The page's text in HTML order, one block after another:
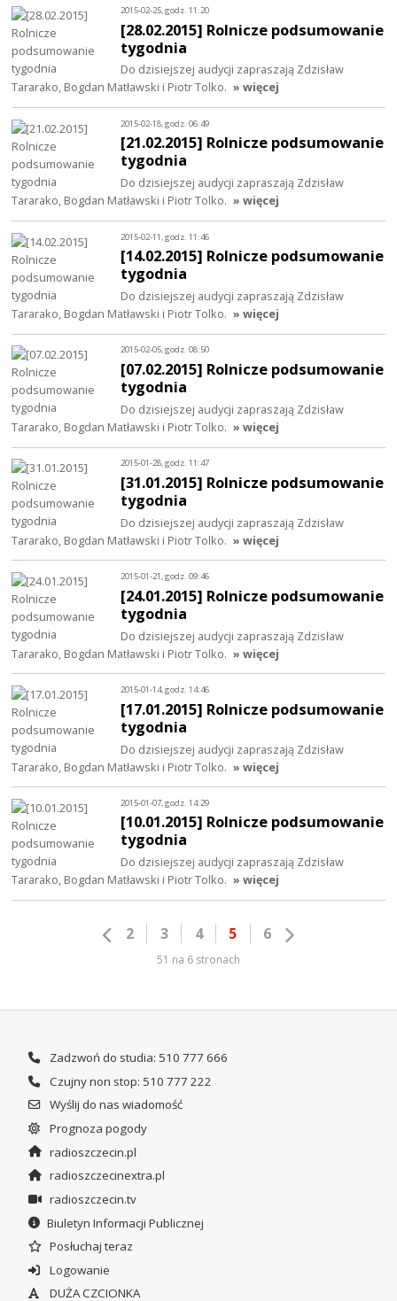
2015-02-25, godz. 11:20
[28.02.2015] Rolnicze podsumowanie
tygodnia
Do dzisiejszej audycji zapraszają Zdzisław
Tararako, Bogdan Matławski i Piotr Tolko. » więcej
2015-02-18, godz. 06:49
[21.02.2015] Rolnicze podsumowanie
tygodnia
Do dzisiejszej audycji zapraszają Zdzisław
Tararako, Bogdan Matławski i Piotr Tolko. » więcej
2015-02-11, godz. 11:46
[14.02.2015] Rolnicze podsumowanie
tygodnia
Do dzisiejszej audycji zapraszają Zdzisław
Tararako, Bogdan Matławski i Piotr Tolko. » więcej
2015-02-05, godz. 08:50
[07.02.2015] Rolnicze podsumowanie
tygodnia
Do dzisiejszej audycji zapraszają Zdzisław
Tararako, Bogdan Matławski i Piotr Tolko. » więcej
2015-01-28, godz. 11:47
[31.01.2015] Rolnicze podsumowanie
tygodnia
Do dzisiejszej audycji zapraszają Zdzisław
Tararako, Bogdan Matławski i Piotr Tolko. » więcej
2015-01-21, godz. 09:46
[24.01.2015] Rolnicze podsumowanie
tygodnia
Do dzisiejszej audycji zapraszają Zdzisław
Tararako, Bogdan Matławski i Piotr Tolko. » więcej
2015-01-14, godz. 14:46
[17.01.2015] Rolnicze podsumowanie
tygodnia
Do dzisiejszej audycji zapraszają Zdzisław
Tararako, Bogdan Matławski i Piotr Tolko. » więcej
2015-01-07, godz. 14:29
[10.01.2015] Rolnicze podsumowanie
tygodnia
Do dzisiejszej audycji zapraszają Zdzisław
Tararako, Bogdan Matławski i Piotr Tolko. » więcej
2 3 4 5 6
51 na 6 stronach
Zadzwoń do studia: 510 777 666
Czujny non stop: 510 777 222
Wyślij do nas wiadomość
Prognoza pogody
radioszczecin.pl
radioszczecinextra.pl
radioszczecin.tv
Biuletyn Informacji Publicznej
Posłuchaj teraz
Logowanie
DUŻA CZCIONKA